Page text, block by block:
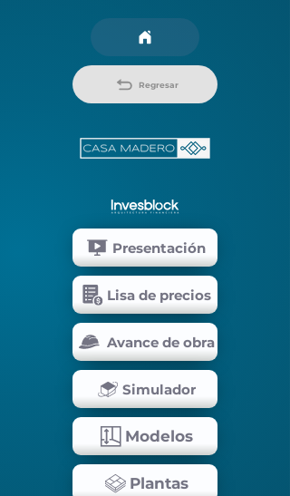
Regresar
Presentación
Lisa de precios
Avance de obra
Simulador
Modelos
Plantas